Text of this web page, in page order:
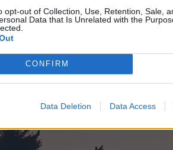
opt-out of Collection, Use, Retention, Sale,
Data that Is Unrelated with the
CONFIRM
Data Deletion Data Access
не налагат данък върху
и газовия сектор,
на зависимостта от